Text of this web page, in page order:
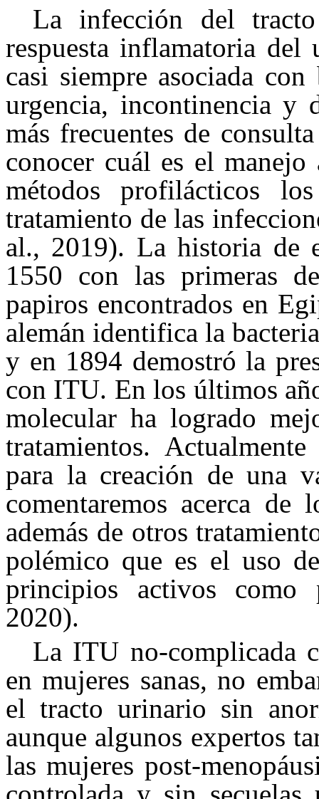
La infección del
respuesta inflamatoria
casi siempre asociada
urgencia, incontinencia y
más frecuentes de
conocer cuál es el manejo
métodos profilácticos
tratamiento de las
al., 2019). La historia de
1550 con las primeras
papiros encontrados en
alemán identifica la
y en 1894 demostró la
con ITU. En los últimos
molecular ha logrado
tratamientos.
para la creación de una
comentaremos acerca de
además de otros
polémico que es el uso
principios activos
2020).
La ITU no-complicada
en mujeres sanas, no
el tracto urinario sin
aunque algunos expertos
las mujeres post-